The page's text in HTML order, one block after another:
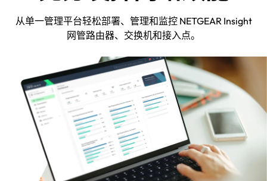
从单一管理平台轻松部署、管理和监控 NETGEAR Insight
网管路由器、交换机和接入点。